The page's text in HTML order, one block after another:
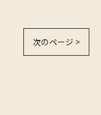
次のページ >